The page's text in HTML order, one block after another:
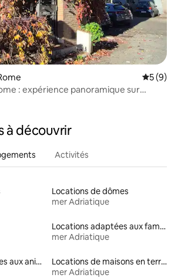
5 (9)
: expérience panoramique sur
à découvrir
Activités
Locations de dômes
mer Adriatique
Locations adaptées aux familles
mer Adriatique
Locations adaptées aux animaux
Locations de maisons en terre
mer Adriatique